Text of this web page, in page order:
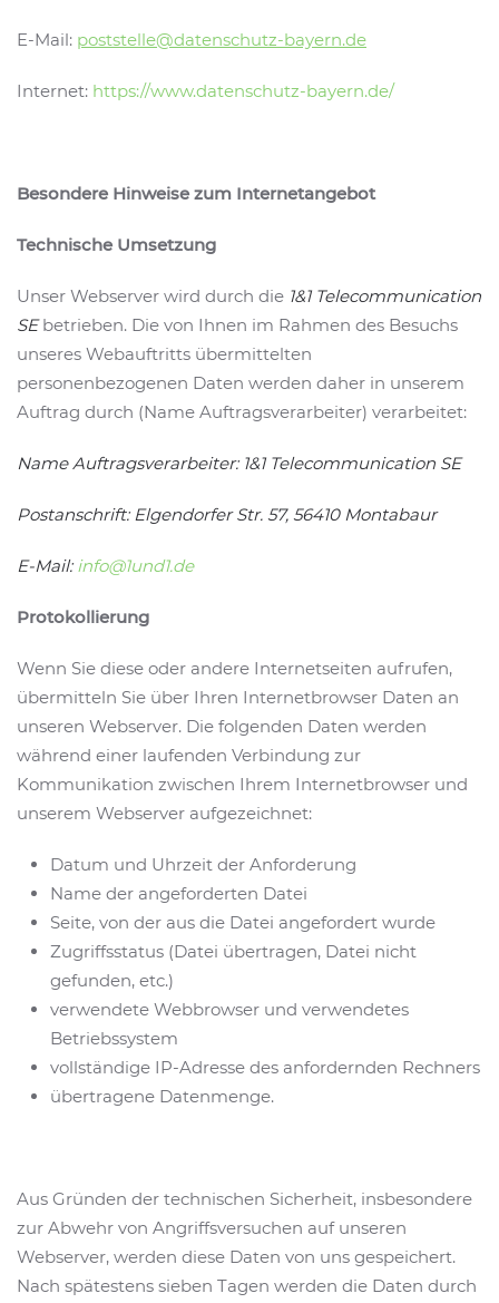
E-Mail: poststelle@datenschutz-bayern.de
Internet: https://www.datenschutz-bayern.de/
Besondere Hinweise zum Internetangebot
Technische Umsetzung
Unser Webserver wird durch die 1&1 Telecommunication
SEbetrieben. Die von Ihnen im Rahmen des Besuchs
unseres Webauftritts übermittelten
personenbezogenen Daten werden daher in unserem
Auftrag durch (Name Auftragsverarbeiter) verarbeitet:
Name Auftragsverarbeiter: 1&1 Telecommunication SE
Postanschrift: Elgendorfer Str. 57, 56410 Montabaur
E-Mail:info@1und1.de
Protokollierung
Wenn Sie diese oder andere Internetseiten aufrufen,
übermitteln Sie über Ihren Internetbrowser Daten an
unseren Webserver. Die folgenden Daten werden
während einer laufenden Verbindung zur
Kommunikation zwischen Ihrem Internetbrowser und
unserem Webserver aufgezeichnet:
Datum und Uhrzeit der Anforderung
Name der angeforderten Datei
Seite, von der aus die Datei angefordert wurde
Zugriffsstatus (Datei übertragen, Datei nicht
gefunden, etc.)
verwendete Webbrowser und verwendetes
Betriebssystem
vollständige IP-Adresse des anfordernden Rechners
übertragene Datenmenge.
Aus Gründen der technischen Sicherheit, insbesondere
zur Abwehr von Angriffsversuchen auf unseren
Webserver, werden diese Daten von uns gespeichert.
Nach spätestens sieben Tagen werden die Daten durch